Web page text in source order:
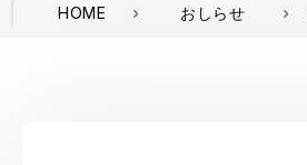
HOME おしらせ